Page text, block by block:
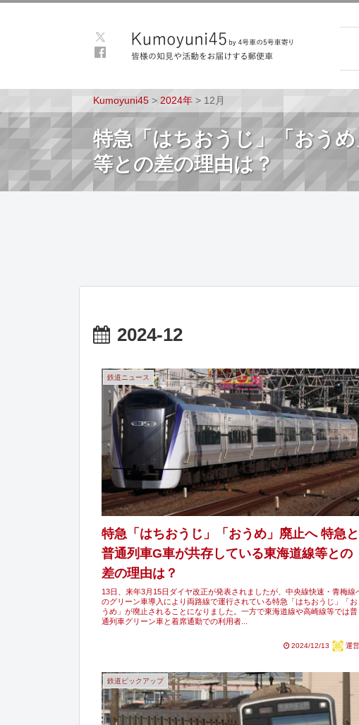
Kumoyuni45 > 2024年 > 12月
特急「はちおうじ」「おう
等との差の理由は？
2024-12
鉄道ニュース
特急「はちおうじ」「おうめ」廃止へ 特急と
普通列車G車が共存している東海道線等との
差の理由は？
13日、来年3月15日ダイヤ改正が発表されましたが、中央線快速・青梅線
のグリーン車導入により両路線で運行されている特急「はちおうじ」「お
うめ」が廃止されることになりました。一方で東海道線や高崎線等では普
通列車グリーン車と着席通勤での利用者...
2024/12/13 運営
鉄道ピックアップ